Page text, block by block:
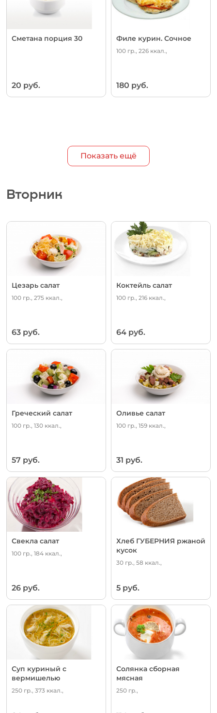
Сметана порция 30
20 руб.
Филе курин. Сочное
100 гр., 226 ккал.,
180 руб.
Показать ещё
Вторник
Цезарь салат
100 гр., 275 ккал.,
63 руб.
Коктейль салат
100 гр., 216 ккал.,
64 руб.
Греческий салат
100 гр., 130 ккал.,
57 руб.
Оливье салат
100 гр., 159 ккал.,
31 руб.
Свекла салат
100 гр., 184 ккал.,
26 руб.
Хлеб ГУБЕРНИЯ ржаной
кусок
30 гр., 58 ккал.,
5 руб.
Суп куриный с
вермишелью
250 гр., 373 ккал.,
Солянка сборная
мясная
250 гр.,